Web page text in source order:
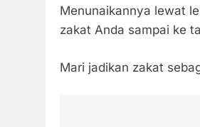
Menunaikannya lewat
zakat Anda sampai ke
Mari jadikan zakat